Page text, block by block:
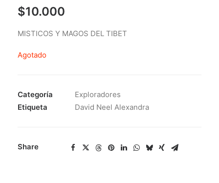
$10.000
MISTICOS Y MAGOS DEL TIBET
Agotado
Categoría
Exploradores
Etiqueta
David Neel Alexandra
Share